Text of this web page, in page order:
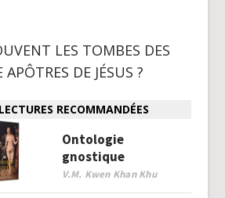
LES TOMBES DES
APÔTRES DE JÉSUS ?
LECTURES RECOMMANDÉES
Ontologie
gnostique
V.M. Kwen Khan Khu